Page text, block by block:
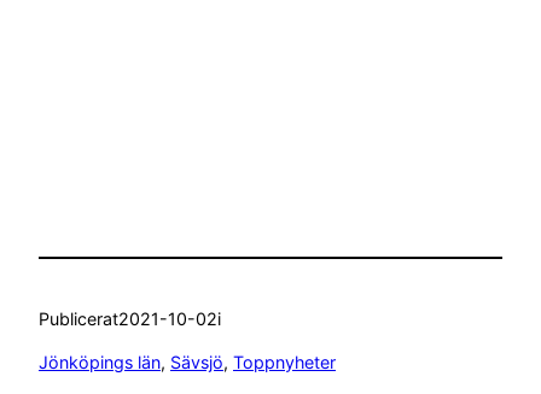
Publicerat2021-10-02i
Jönköpings län, Sävsjö, Toppnyheter